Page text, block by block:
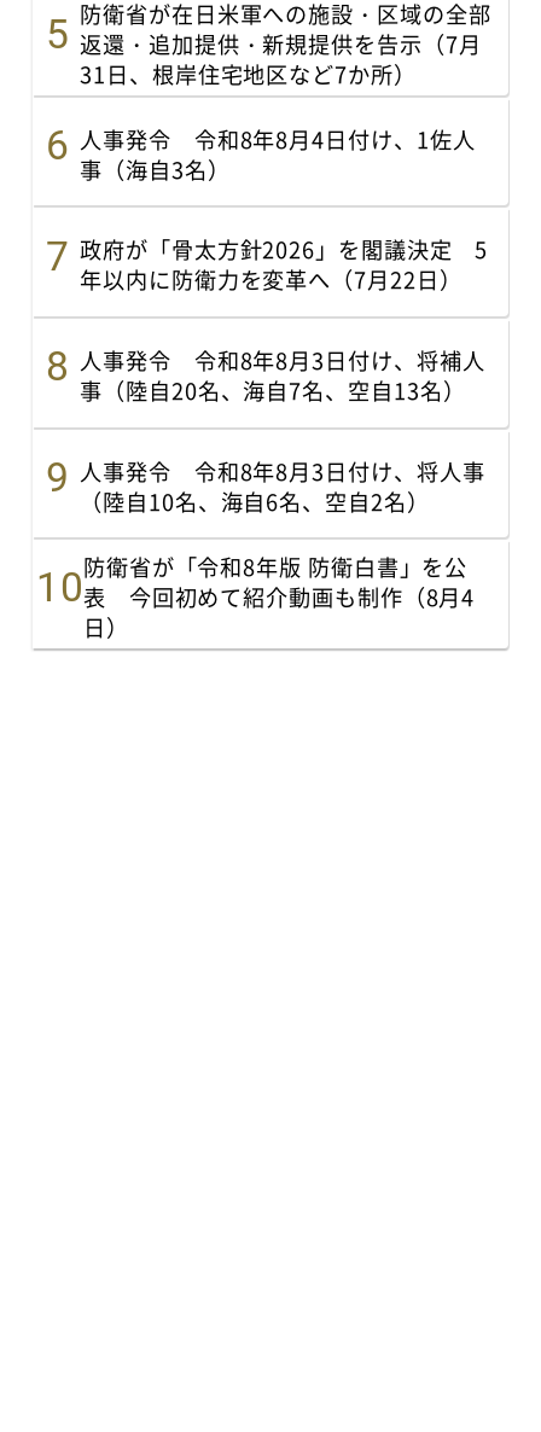
防衛省が在日米軍への施設・区域の全部
返還・追加提供・新規提供を告示（7月
31日、根岸住宅地区など7か所）
人事発令 令和8年8月4日付け、1佐人
事（海自3名）
政府が「骨太方針2026」を閣議決定 5
年以内に防衛力を変革へ（7月22日）
人事発令 令和8年8月3日付け、将補人
事（陸自20名、海自7名、空自13名）
人事発令 令和8年8月3日付け、将人事
（陸自10名、海自6名、空自2名）
防衛省が「令和8年版 防衛白書」を公
表 今回初めて紹介動画も制作（8月4
日）